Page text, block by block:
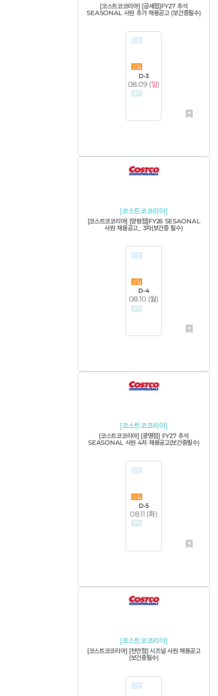
[코스트코코리아] [공세점]FY27 추석
SEASONAL 사원 추가 채용공고 (보건증필수)
D-3
08.09 (일)
[코스트코코리아]
[코스트코코리아] [양평점]FY26 SESAONAL
사원 채용공고_ 3차(보건증 필수)
D-4
08.10 (월)
[코스트코코리아]
[코스트코코리아] [광명점] FY27 추석
SEASONAL 사원 4차 채용공고(보건증필수)
D-5
08.11 (화)
[코스트코코리아]
[코스트코코리아] [천안점] 시즈널 사원 채용공고
(보건증필수)